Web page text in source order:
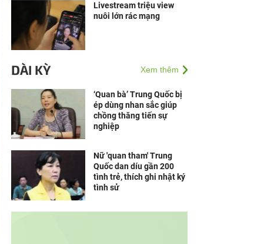
Livestream triệu view
nuôi lớn rác mạng
DÀI KỲ Xem thêm
‘Quan bà’ Trung Quốc bị
ép dùng nhan sắc giúp
chồng thăng tiến sự
nghiệp
Nữ 'quan tham' Trung
Quốc dan díu gần 200
tình trẻ, thích ghi nhật ký
tình sử